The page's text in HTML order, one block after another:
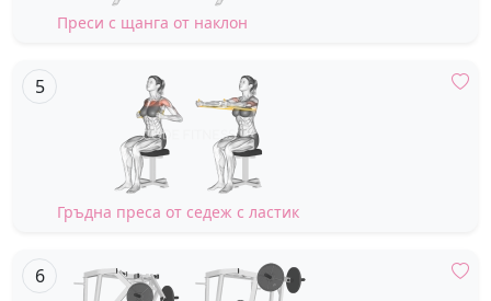
Преси с щанга от наклон
Гръдна преса от седеж с ластик